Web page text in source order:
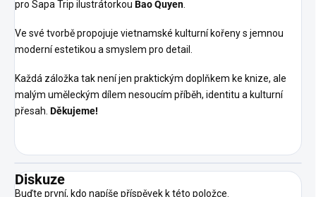
pro Sapa Trip ilustrátorkou Bao Quyen
Ve své tvorbě propojuje vietnamské kulturní kořeny s jemnou
moderní estetikou a smyslem pro detail.
Každá záložka tak není jen praktickým doplňkem ke knize, ale
malým uměleckým dílem nesoucím příběh, identitu a kulturní
přesah. Děkujeme!
Diskuze
Buďte první, kdo napíše příspěvek k této položce.